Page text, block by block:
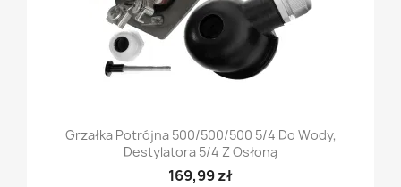
Grzałka Potrójna 500/500/500 5/4 Do Wody,
Destylatora 5/4 Z Osłoną
169,99 zł